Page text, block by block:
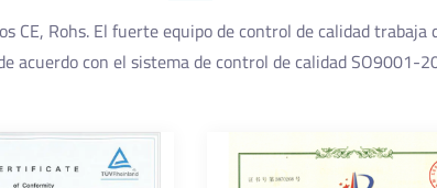
CE, Rohs. El fuerte equipo de control de calidad trabaja
acuerdo con el sistema de control de calidad SO9001-